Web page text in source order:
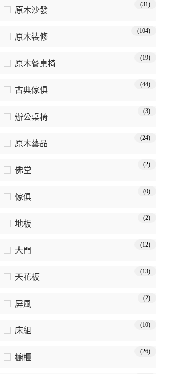
原木沙發
(31)
原木裝修
(104)
原木餐桌椅
(19)
古典傢俱
(44)
辦公桌椅
(3)
原木藝品
(24)
佛堂
(2)
傢俱
(0)
地板
(2)
大門
(12)
天花板
(13)
屏風
(2)
床組
(10)
櫥櫃
(26)